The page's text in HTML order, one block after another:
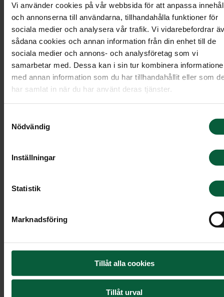
Vi använder cookies på vår webbsida för att anpassa
och annonserna till användarna, tillhandahålla funktioner för
sociala medier och analysera vår trafik. Vi vidarebefordrar
sådana cookies och annan information från din enhet till de
sociala medier och annons- och analysföretag som vi
samarbetar med. Dessa kan i sin tur kombinera
med annan information som du har tillhandahållit eller som
har samlat in när du har använt deras tjänster.
Nödvändig
Inställningar
Statistik
Marknadsföring
Tillåt alla cookies
Tillåt urval
Marie,Stehag
”Hej Anna gjorde ett kanonjobb,
”Ett fantastiskt bemötande i en
svår situation som för mig var
helt ny. All aktning.”